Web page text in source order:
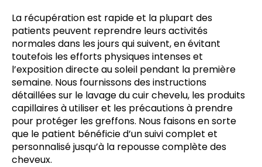
La récupération est rapide et la plupart des
patients peuvent reprendre leurs activités
normales dans les jours qui suivent, en évitant
toutefois les efforts physiques intenses et
l’exposition directe au soleil pendant la première
semaine. Nous fournissons des instructions
détaillées sur le lavage du cuir chevelu, les produits
capillaires à utiliser et les précautions à prendre
pour protéger les greffons. Nous faisons en sorte
que le patient bénéficie d’un suivi complet et
personnalisé jusqu’à la repousse complète des
cheveux.